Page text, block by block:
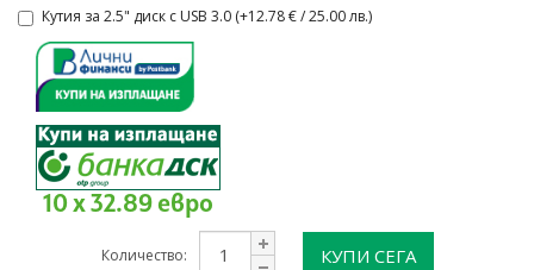
Кутия за 2.5" диск с USB 3.0 (+12.78 € / 25.00 лв.)
10 x 32.89 евро
Количество: КУПИ СЕГА